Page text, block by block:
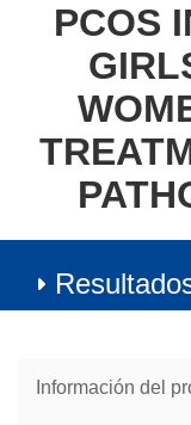
PCOS
Información del